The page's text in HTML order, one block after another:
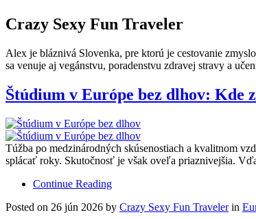
Crazy Sexy Fun Traveler
Alex je bláznivá Slovenka, pre ktorú je cestovanie
sa venuje aj vegánstvu, poradenstvu zdravej stravy a
Štúdium v Európe bez dlhov: Kde
Túžba po medzinárodných skúsenostiach a kvalitnom
splácať roky. Skutočnosť je však oveľa priaznivejšia.
Continue Reading
Posted on 26 jún 2026 by Crazy Sexy Fun Travelerin